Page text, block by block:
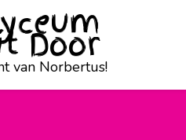
Door
van Norbertus!